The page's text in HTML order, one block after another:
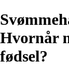
Hvornår
fødsel?